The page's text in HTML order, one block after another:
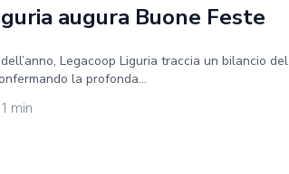
augura Buone Feste
Legacoop Liguria traccia un bilancio del
la profonda...
1 min